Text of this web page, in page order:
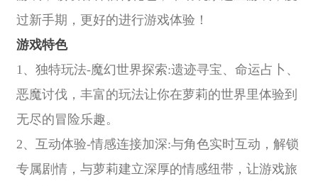
过新手期，更好的进行游戏体验！
游戏特色
1、独特玩法-魔幻世界探索:遗迹寻宝、命运占卜、
恶魔讨伐，丰富的玩法让你在萝莉的世界里体验到
无尽的冒险乐趣。
2、互动体验-情感连接加深:与角色实时互动，解锁
专属剧情，与萝莉建立深厚的情感纽带，让游戏旅